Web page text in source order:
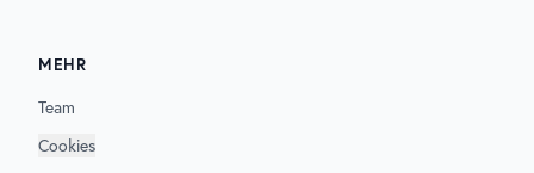
MEHR
Team
Cookies